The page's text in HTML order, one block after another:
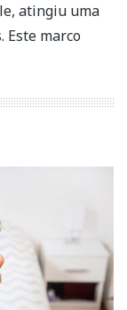
atingiu uma
Este marco